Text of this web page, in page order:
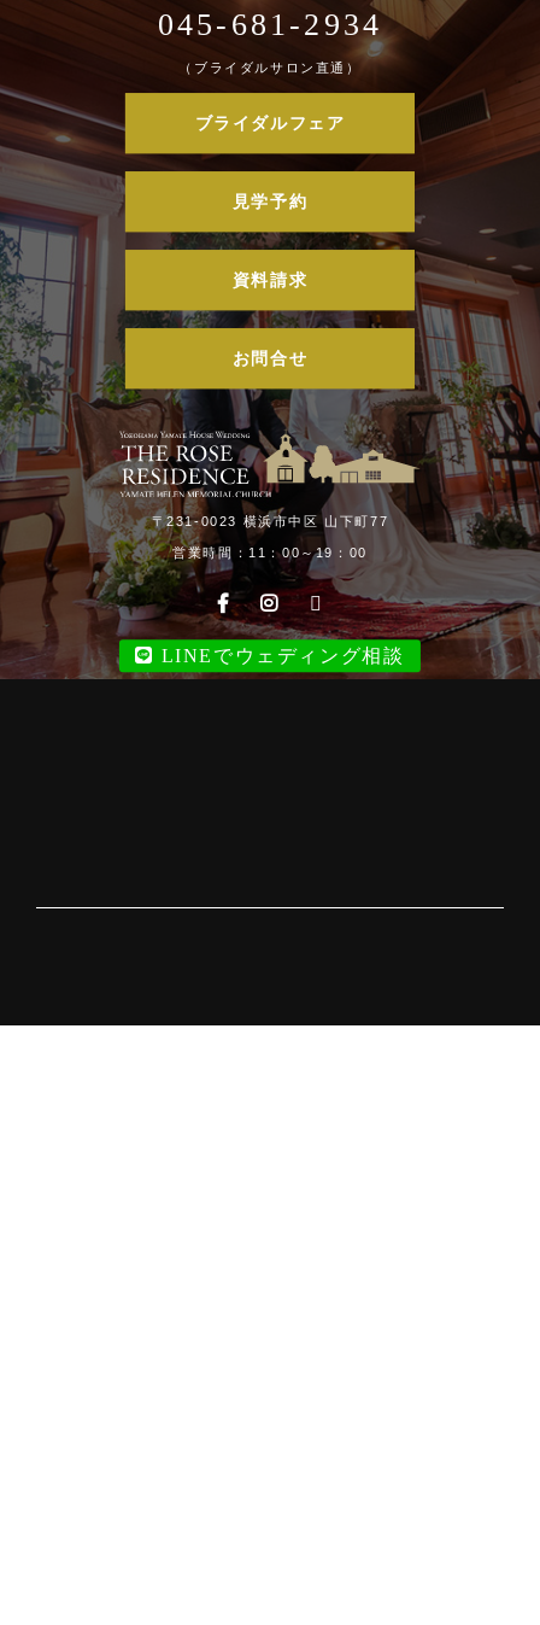
045-681-2934
（ブライダルサロン直通）
ブライダルフェア
見学予約
資料請求
お問合せ
〒231-0023 横浜市中区 山下町77
営業時間：11：00～19：00
LINEでウェディング相談